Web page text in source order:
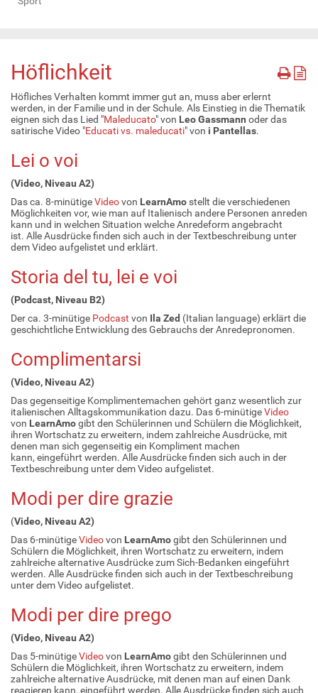
Höflichkeit
Höfliches Verhalten kommt immer gut an, muss aber erlernt
werden, in der Familie und in der Schule. Als Einstieg in die Thematik
eignen sich das Lied "Maleducato" von Leo Gassmann oder das
satirische Video "Educati vs. maleducati" von i Pantellas.
Lei o voi
(Video, Niveau A2)
Das ca. 8-minütigeVideovon LearnAmo stellt die verschiedenen
Möglichkeiten vor, wie man auf Italienisch andere Personen anreden
kann und in welchen Situation welche Anredeform angebracht
ist. Alle Ausdrücke finden sich auch in der Textbeschreibung unter
dem Video aufgelistet und erklärt.
Storia del tu, lei e voi
(Podcast, Niveau B2)
Der ca. 3-minütige Podcast von Ila Zed (Italian language) erklärt die
geschichtliche Entwicklung des Gebrauchs der Anredepronomen.
Complimentarsi
(Video, Niveau A2)
Das gegenseitige Komplimentemachen gehört ganz wesentlich zur
italienischen Alltagskommunikation dazu. Das 6-minütigeVideo
von LearnAmogibt den Schülerinnen und Schülern die Möglichkeit,
ihren Wortschatz zu erweitern, indem zahlreiche Ausdrücke, mit
denen man sich gegenseitig ein Kompliment machen
kann, eingeführt werden. Alle Ausdrücke finden sich auch in der
Textbeschreibung unter dem Video aufgelistet.
Modi per dire grazie
(Video, Niveau A2)
Das 6-minütigeVideovon LearnAmogibt den Schülerinnen und
Schülern die Möglichkeit, ihren Wortschatz zu erweitern, indem
zahlreiche alternative Ausdrücke zum Sich-Bedanken eingeführt
werden. Alle Ausdrücke finden sich auch in der Textbeschreibung
unter dem Video aufgelistet.
Modi per dire prego
(Video, Niveau A2)
Das 5-minütigeVideovon LearnAmogibt den Schülerinnen und
Schülern die Möglichkeit, ihren Wortschatz zu erweitern, indem
zahlreiche alternative Ausdrücke, mit denen man auf einen Dank
reagieren kann, eingeführt werden. Alle Ausdrücke finden sich auch